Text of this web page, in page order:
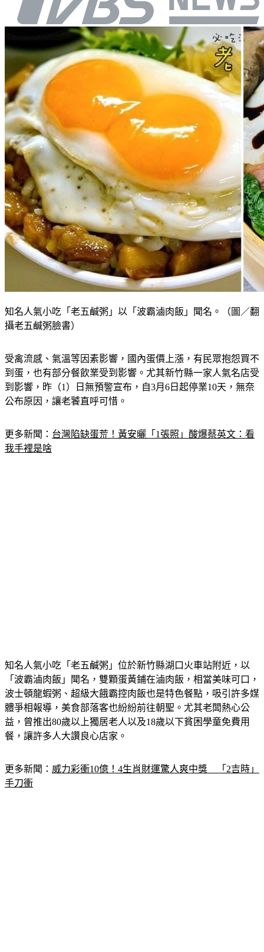
知名人氣小吃「老五鹹粥」以「波霸滷肉飯」聞名。（圖／翻
受禽流感、氣溫等因素影響，國內蛋價上漲，有民眾抱怨買不
到蛋，也有部分餐飲業受到影響。尤其新竹縣一家人氣名店受
到影響，昨（1）日無預警宣布，自3月6日起停業10天，無奈
更多新聞：
知名人氣小吃「老五鹹粥」位於新竹縣湖口火車站附近，以
「波霸滷肉飯」聞名，雙顆蛋黃鋪在滷肉飯，相當美味可口，
波士頓龍蝦粥、超級大餓霸控肉飯也是特色餐點，吸引許多媒
體爭相報導，美食部落客也紛紛前往朝聖。尤其老闆熱心公
益，曾推出80歲以上獨居老人以及18歲以下貧困學童免費用
更多新聞：